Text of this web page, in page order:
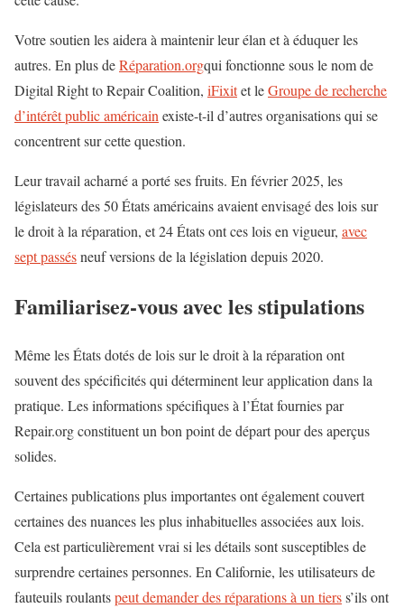
Votre soutien les aidera à maintenir leur élan et à éduquer les
autres. En plus deRéparation.orgqui fonctionne sous le nom de
Digital Right to Repair Coalition, iFixitet leGroupe de recherche
d’intérêt public américain existe-t-il d’autres organisations qui se
concentrent sur cette question.
Leur travail acharné a porté ses fruits. En février 2025, les
législateurs des 50 États américains avaient envisagé des lois sur
le droit à la réparation, et 24 États ont ces lois en vigueur, avec
sept passésneuf versions de la législation depuis 2020.
Familiarisez-vous avec les stipulations
Même les États dotés de lois sur le droit à la réparation ont
souvent des spécificités qui déterminent leur application dans la
pratique. Les informations spécifiques à l’État fournies par
Repair.org constituent un bon point de départ pour des aperçus
solides.
Certaines publications plus importantes ont également couvert
certaines des nuances les plus inhabituelles associées aux lois.
Cela est particulièrement vrai si les détails sont susceptibles de
surprendre certaines personnes. En Californie, les utilisateurs de
fauteuils roulantspeut demander des réparations à un tierss’ils ont